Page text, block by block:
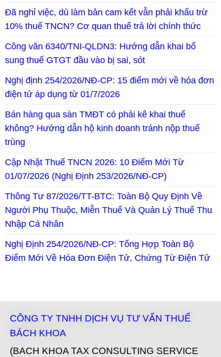
Đã nghỉ việc, dù làm bản cam kết vẫn phải khấu trừ
10% thuế TNCN? Cơ quan thuế trả lời chính thức
Công văn 6340/TNI-QLDN3: Hướng dẫn khai bổ
sung thuế GTGT đầu vào bị sai, sót
Nghị định 254/2026/NĐ-CP: 15 điểm mới về hóa đơn
điện tử áp dụng từ 01/7/2026
Bán hàng qua sàn TMĐT có phải kê khai thuế
không? Hướng dẫn hộ kinh doanh tránh nộp thuế
trùng
Cập Nhật Thuế TNCN 2026: 10 Điểm Mới Từ
01/07/2026 (Nghị Định 253/2026/NĐ-CP)
Thông Tư 87/2026/TT-BTC: Toàn Bộ Quy Định Về
Người Phụ Thuộc, Miễn Thuế Và Quản Lý Thuế Thu
Nhập Cá Nhân
Nghị Định 254/2026/NĐ-CP: Tổng Hợp Toàn Bộ
Điểm Mới Về Hóa Đơn Điện Tử, Chứng Từ Điện Tử
CÔNG TY TNHH DỊCH VỤ TƯ VẤN THUẾ
BÁCH KHOA
(BACH KHOA TAX CONSULTING SERVICE